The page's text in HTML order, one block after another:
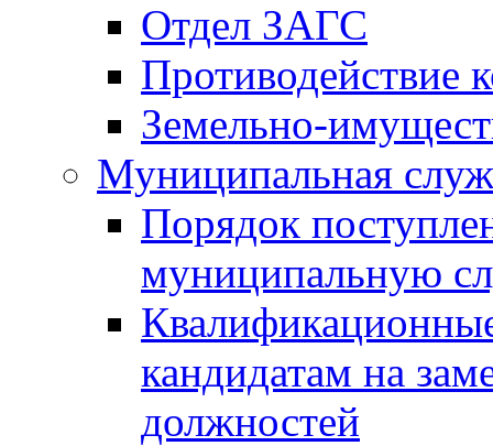
Отдел ЗАГС
Противодействие
Земельно-
Муниципальная
Порядок
муниципальную
кандидатам на
должностей